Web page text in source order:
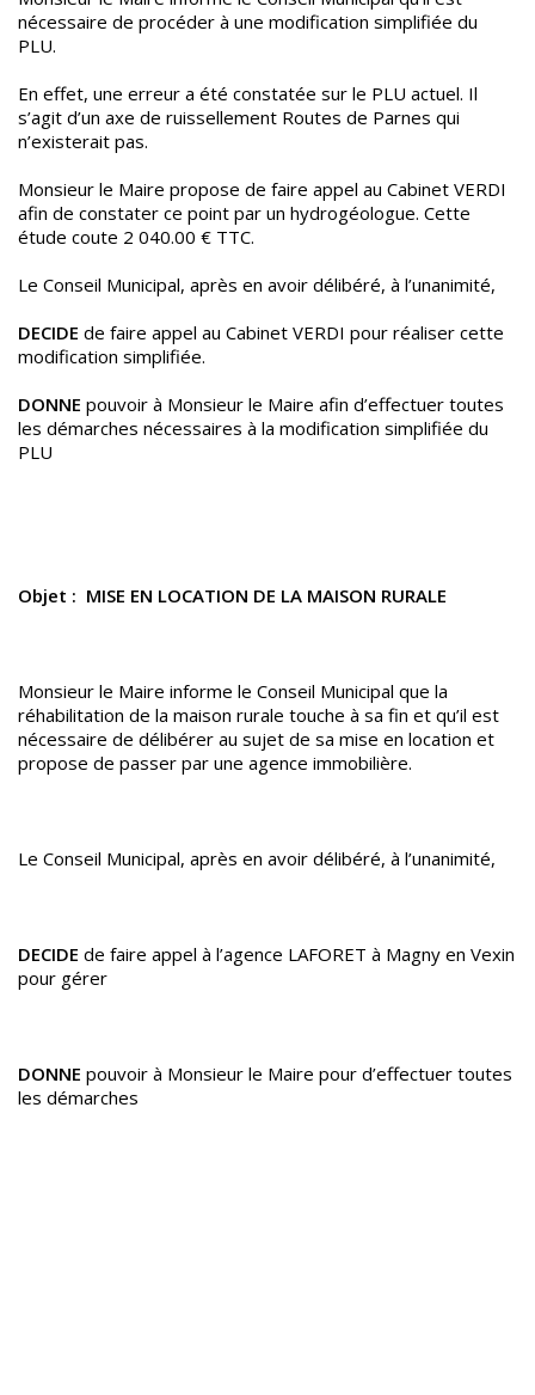
nécessaire de procéder à une modification simplifiée du
PLU.
En effet, une erreur a été constatée sur le PLU actuel. Il
s’agit d’un axe de ruissellement Routes de Parnes qui
n’existerait pas.
Monsieur le Maire propose de faire appel au Cabinet VERDI
afin de constater ce point par un hydrogéologue. Cette
étude coute 2 040.00 € TTC.
Le Conseil Municipal, après en avoir délibéré, à l’unanimité,
DECIDE de faire appel au Cabinet VERDI pour réaliser cette
modification simplifiée.
DONNE pouvoir à Monsieur le Maire afin d’effectuer toutes
les démarches nécessaires à la modification simplifiée du
PLU
Objet : MISE EN LOCATION DE LA MAISON RURALE
Monsieur le Maire informe le Conseil Municipal que la
réhabilitation de la maison rurale touche à sa fin et qu’il est
nécessaire de délibérer au sujet de sa mise en location et
propose de passer par une agence immobilière.
Le Conseil Municipal, après en avoir délibéré, à l’unanimité,
DECIDE de faire appel à l’agence LAFORET à Magny en Vexin
pour gérer
DONNE pouvoir à Monsieur le Maire pour d’effectuer toutes
les démarches